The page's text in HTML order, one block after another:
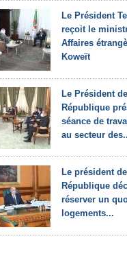
Le Président
reçoit le
Affaires
Koweït
Le Président
République
séance de
au secteur
Le président
République
réserver un
logements...